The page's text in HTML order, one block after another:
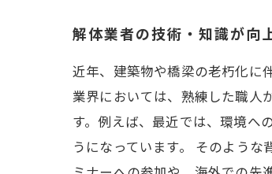
解体業者の技術・知識が向
近年、建築物や橋梁の老朽化に
業界においては、熟練した職人
す。例えば、最近では、環境へ
うになっています。 そのよう